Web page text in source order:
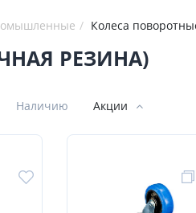
Колеса
РЕЗИНА)
Наличию Акции